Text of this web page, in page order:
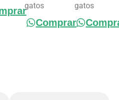
gatos
Comprar
gatos